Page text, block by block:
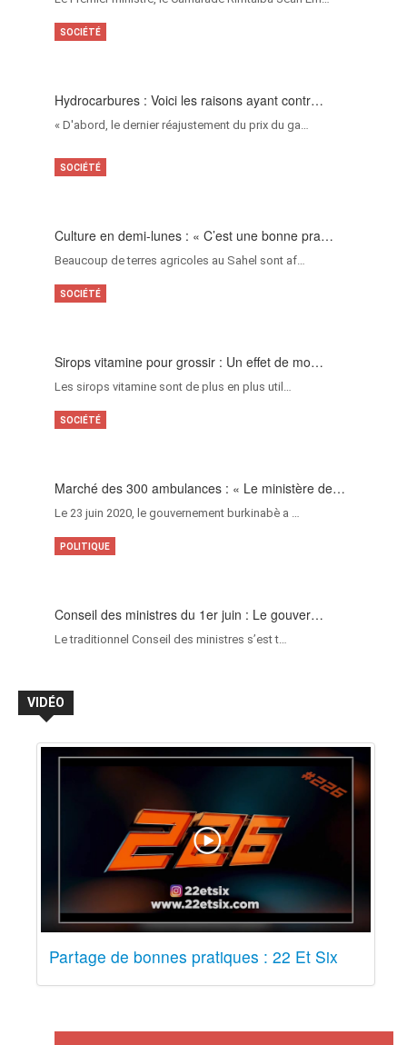
Hydrocarbures : Voici les raisons ayant contr…
« D'abord, le dernier réajustement du prix du ga…
SOCIÉTÉ
Culture en demi-lunes : « C’est une bonne pra…
Beaucoup de terres agricoles au Sahel sont af…
SOCIÉTÉ
Sirops vitamine pour grossir : Un effet de mo…
Les sirops vitamine sont de plus en plus util…
SOCIÉTÉ
Marché des 300 ambulances : « Le ministère de…
Le 23 juin 2020, le gouvernement burkinabè a …
SOCIÉTÉ
Conseil des ministres du 1er juin : Le gouver…
Le traditionnel Conseil des ministres s’est t…
POLITIQUE
VIDÉO
Partage de bonnes pratiques : 22 Et Six